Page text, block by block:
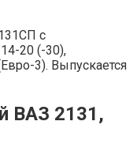
с
20 (-30),
3). Выпускается
ВАЗ 2131,